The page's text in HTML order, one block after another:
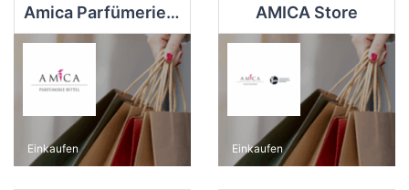
Amica Parfümerie Bittel e.K.
Einkaufen
AMICA Store
Einkaufen